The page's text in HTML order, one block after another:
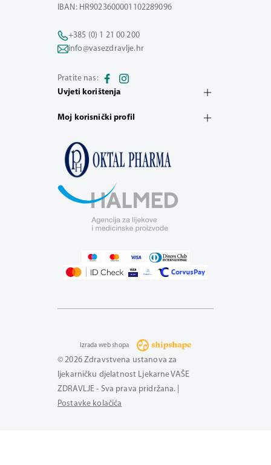
IBAN: HR9023600001102289096
+385 (0) 1 21 00 200
info@vasezdravlje.hr
Pratite nas:
Uvjeti korištenja
Moj korisnički profil
© 2026 Zdravstvena ustanova za
ljekarničku djelatnost Ljekarne VAŠE
ZDRAVLJE - Sva prava pridržana. |
Postavke kolačića
Izrada web shopa